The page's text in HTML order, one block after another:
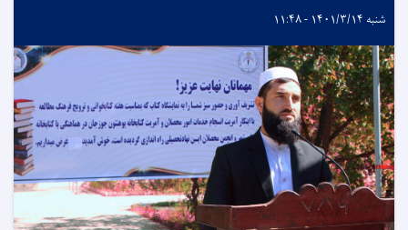
شنبه ۱۴۰۱/۳/۱۴ - ۱۱:۴۸